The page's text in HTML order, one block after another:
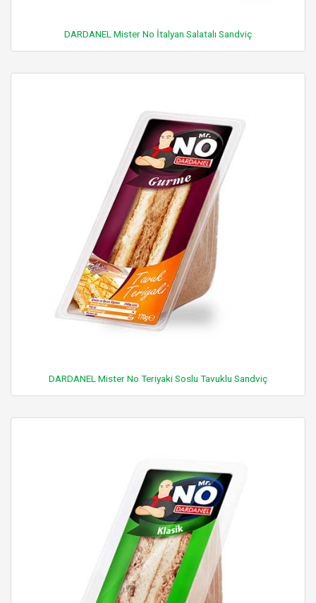
DARDANEL Mister No İtalyan Salatalı Sandviç
DARDANEL Mister No Teriyaki Soslu Tavuklu Sandviç